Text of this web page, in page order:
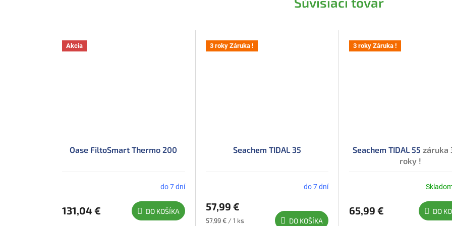
Akcia
Oase FiltoSmart Thermo 200
do 7 dní
131,04 € DO KOŠÍKA
3 roky Záruka !
Seachem TIDAL 35
do 7 dní
57,99 €
Jednotková
57,99 € / 1 ks DO KOŠÍKA
3 roky Záruka !
Seachem TIDAL 55záruka
roky !
produktu
je
65,99 € DO